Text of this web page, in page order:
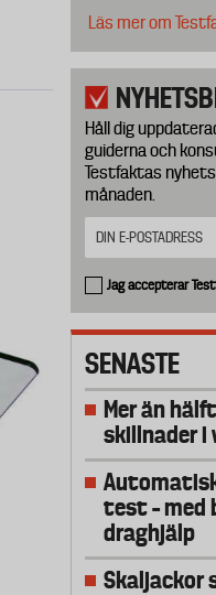
Läs mer om
Håll dig
guiderna och
Testfaktas
månaden.
Jag accepterar
SENASTE
Mer än
skillnader i
test – med
draghjälp
Skaljackor